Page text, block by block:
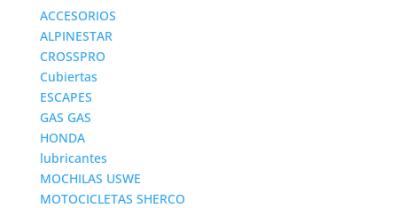
ACCESORIOS
ALPINESTAR
CROSSPRO
Cubiertas
ESCAPES
GAS GAS
HONDA
lubricantes
MOCHILAS USWE
MOTOCICLETAS SHERCO